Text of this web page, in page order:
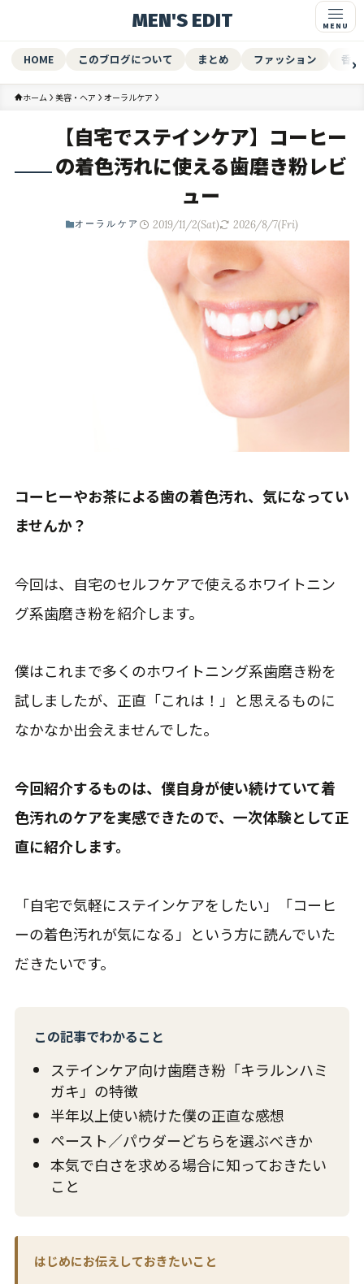
MEN'S EDIT
HOME このブログについて まとめ ファッション 香水
ホーム 美容・ヘア オーラルケア
【自宅でステインケア】コーヒー
の着色汚れに使える歯磨き粉レビ
ュー
オーラルケア 2019/11/2(Sat) 2026/8/7(Fri)
コーヒーやお茶による歯の着色汚れ、気になってい
ませんか？
今回は、自宅のセルフケアで使えるホワイトニン
グ系歯磨き粉を紹介します。
僕はこれまで多くのホワイトニング系歯磨き粉を
試しましたが、正直「これは！」と思えるものに
なかなか出会えませんでした。
今回紹介するものは、僕自身が使い続けていて着
色汚れのケアを実感できたので、一次体験として正
直に紹介します。
「自宅で気軽にステインケアをしたい」「コーヒ
ーの着色汚れが気になる」という方に読んでいた
だきたいです。
この記事でわかること
ステインケア向け歯磨き粉「キラルンハミ
ガキ」の特徴
半年以上使い続けた僕の正直な感想
ペースト／パウダーどちらを選ぶべきか
本気で白さを求める場合に知っておきたい
こと
はじめにお伝えしておきたいこと